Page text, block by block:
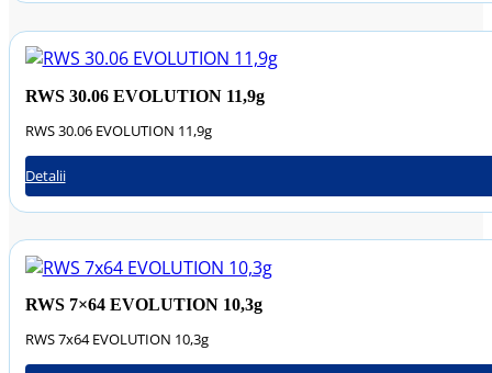
RWS 30.06 EVOLUTION 11,9g
RWS 30.06 EVOLUTION 11,9g
Detalii
RWS 7×64 EVOLUTION 10,3g
RWS 7x64 EVOLUTION 10,3g